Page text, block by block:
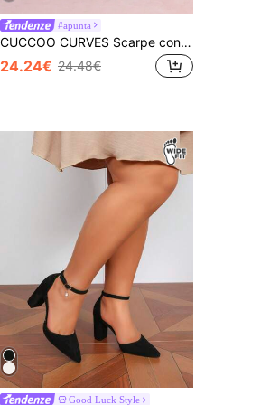
#apunta
CUCCOO CURVES Scarpe con tacco a blocco a punta larga con cinturino alla caviglia, eleganti décolleté nere da donna per festa, adatte per la primavera, la pausa di primavera e la Pasqua
24.24€ 24.48€
Good Luck Style